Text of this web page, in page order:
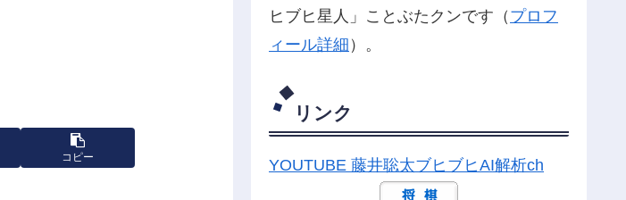
コピー
ヒブヒ星人」ことぶたクンです（ プロフ
ィール詳細 ）。
リンク
YOUTUBE 藤井聡太ブヒブヒAI解析ch